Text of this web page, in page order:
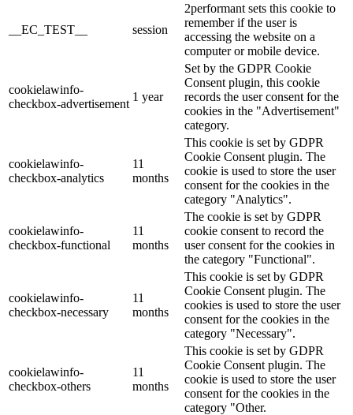
__EC_TEST__ session
2performant sets this cookie to
remember if the user is
accessing the website on a
computer or mobile device.
cookielawinfo-
checkbox-advertisement
1 year
Set by the GDPR Cookie
Consent plugin, this cookie
records the user consent for the
cookies in the "Advertisement"
category.
cookielawinfo-
checkbox-analytics
11
months
This cookie is set by GDPR
Cookie Consent plugin. The
cookie is used to store the user
consent for the cookies in the
category "Analytics".
cookielawinfo-
checkbox-functional
11
months
The cookie is set by GDPR
cookie consent to record the
user consent for the cookies in
the category "Functional".
cookielawinfo-
checkbox-necessary
11
months
This cookie is set by GDPR
Cookie Consent plugin. The
cookies is used to store the user
consent for the cookies in the
category "Necessary".
cookielawinfo-
checkbox-others
11
months
This cookie is set by GDPR
Cookie Consent plugin. The
cookie is used to store the user
consent for the cookies in the
category "Other.